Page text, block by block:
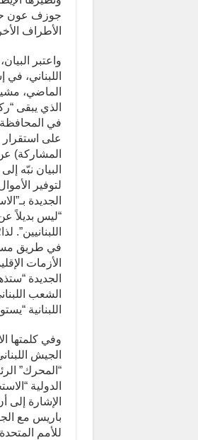
الأطراف
واعتبر
اللبناني،
الماضي،
الذي يبقى
في
على استقرار
المشاركة)
البيان نبّه
لتوفير
الجديدة
“ليس بديلاً
في طريق
الأزمات
الجديدة
الشعب
اللبنانية
وفي كلمتها
الجيش
“المحرك”
الدولية
باريس مع
للأمم